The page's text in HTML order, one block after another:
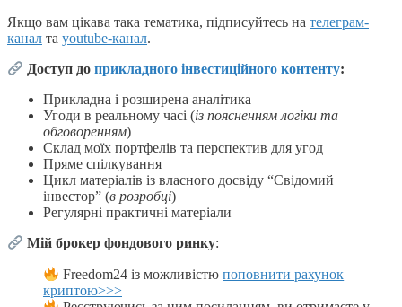
Якщо вам цікава така тематика, підписуйтесь на телеграм-
канал та youtube-канал.
Доступ доприкладного інвестиційного контенту:
Прикладна і розширена аналітика
Угоди в реальному часі (із поясненням логіки та
обговоренням)
Склад моїх портфелів та перспектив для угод
Пряме спілкування
Цикл матеріалів із власного досвіду “Свідомий
інвестор” (в розробці)
Регулярні практичні матеріали
Мій брокер фондового ринку:
Freedom24 із можливістюпоповнити рахунок
криптою>>>